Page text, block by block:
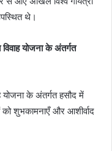
थे।
विवाह योजना के अंतर्गत
योजना के अंतर्गत हसौद में
शुभकामनाएँ और आशीर्वाद